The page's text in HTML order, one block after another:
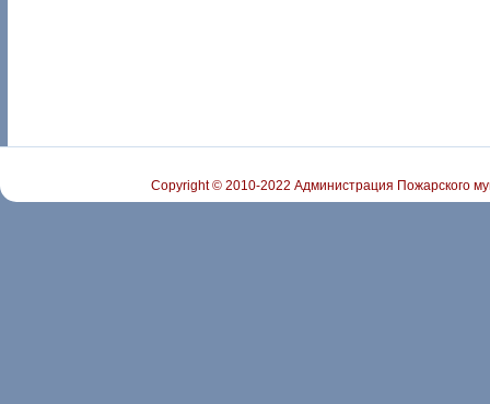
Copyright © 2010-2022 Администрация Пожарского